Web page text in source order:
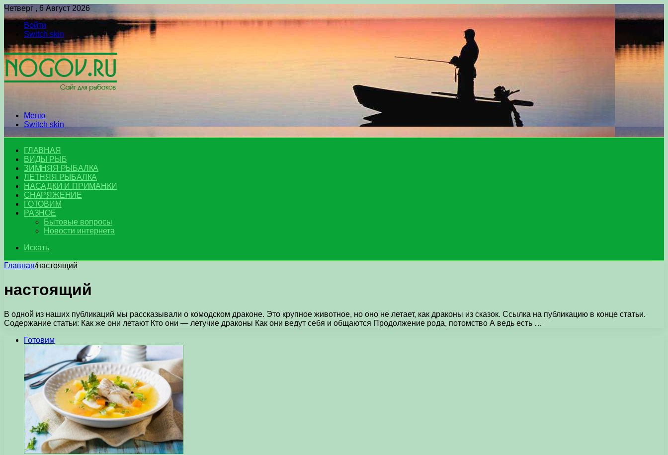
Четверг , 6 Август 2026
Войти
Switch skin
Меню
Switch skin
ГЛАВНАЯ
ВИДЫ РЫБ
ЗИМНЯЯ РЫБАЛКА
ЛЕТНЯЯ РЫБАЛКА
НАСАДКИ И ПРИМАНКИ
СНАРЯЖЕНИЕ
ГОТОВИМ
РАЗНОЕ
Бытовые вопросы
Новости интернета
Искать
Главная/настоящий
настоящий
В одной из наших публикаций мы рассказывали о комодском драконе. Это крупное животное, но оно не летает, как драконы из сказок. Ссылка на публикацию в конце статьи.
Содержание статьи: Как же они летают Кто они — летучие драконы Как они ведут себя и общаются Продолжение рода, потомство А ведь есть …
Готовим